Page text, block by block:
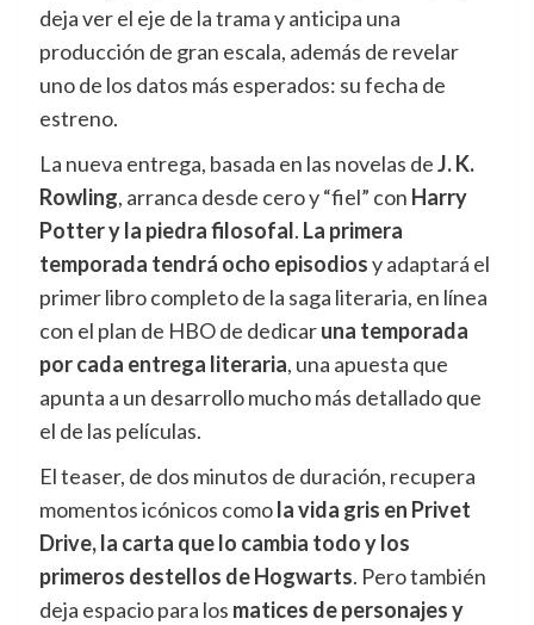
deja ver el eje de la trama y anticipa una
producción de gran escala, además de revelar
uno de los datos más esperados: su fecha de
estreno.
La nueva entrega, basada en las novelas deJ. K.
Rowling, arranca desde cero y “fiel” con Harry
Potter y la piedra filosofal. La primera
temporada tendrá ocho episodiosy adaptará el
primer libro completo de la saga literaria, en línea
con el plan de HBO de dedicaruna temporada
por cada entrega literaria, una apuesta que
apunta a un desarrollo mucho más detallado que
el de las películas.
El teaser, de dos minutos de duración, recupera
momentos icónicos comola vida gris en Privet
Drive, la carta que lo cambia todo y los
primeros destellos de Hogwarts. Pero también
deja espacio para los matices de personajes y